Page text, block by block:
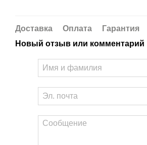
Доставка Оплата
Гарантия
Новый отзыв или комментарий